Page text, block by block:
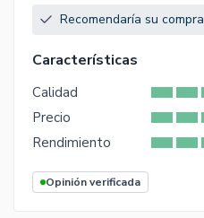
Recomendaría su compra
Características
Calidad
Precio
Rendimiento
Opinión verificada